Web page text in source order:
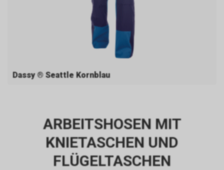
Dassy ® Seattle Kornblau
ARBEITSHOSEN MIT
KNIETASCHEN UND
FLÜGELTASCHEN